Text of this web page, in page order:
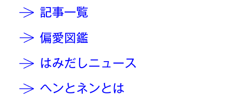
記事一覧
偏愛図鑑
はみだしニュース
ヘンとネンとは